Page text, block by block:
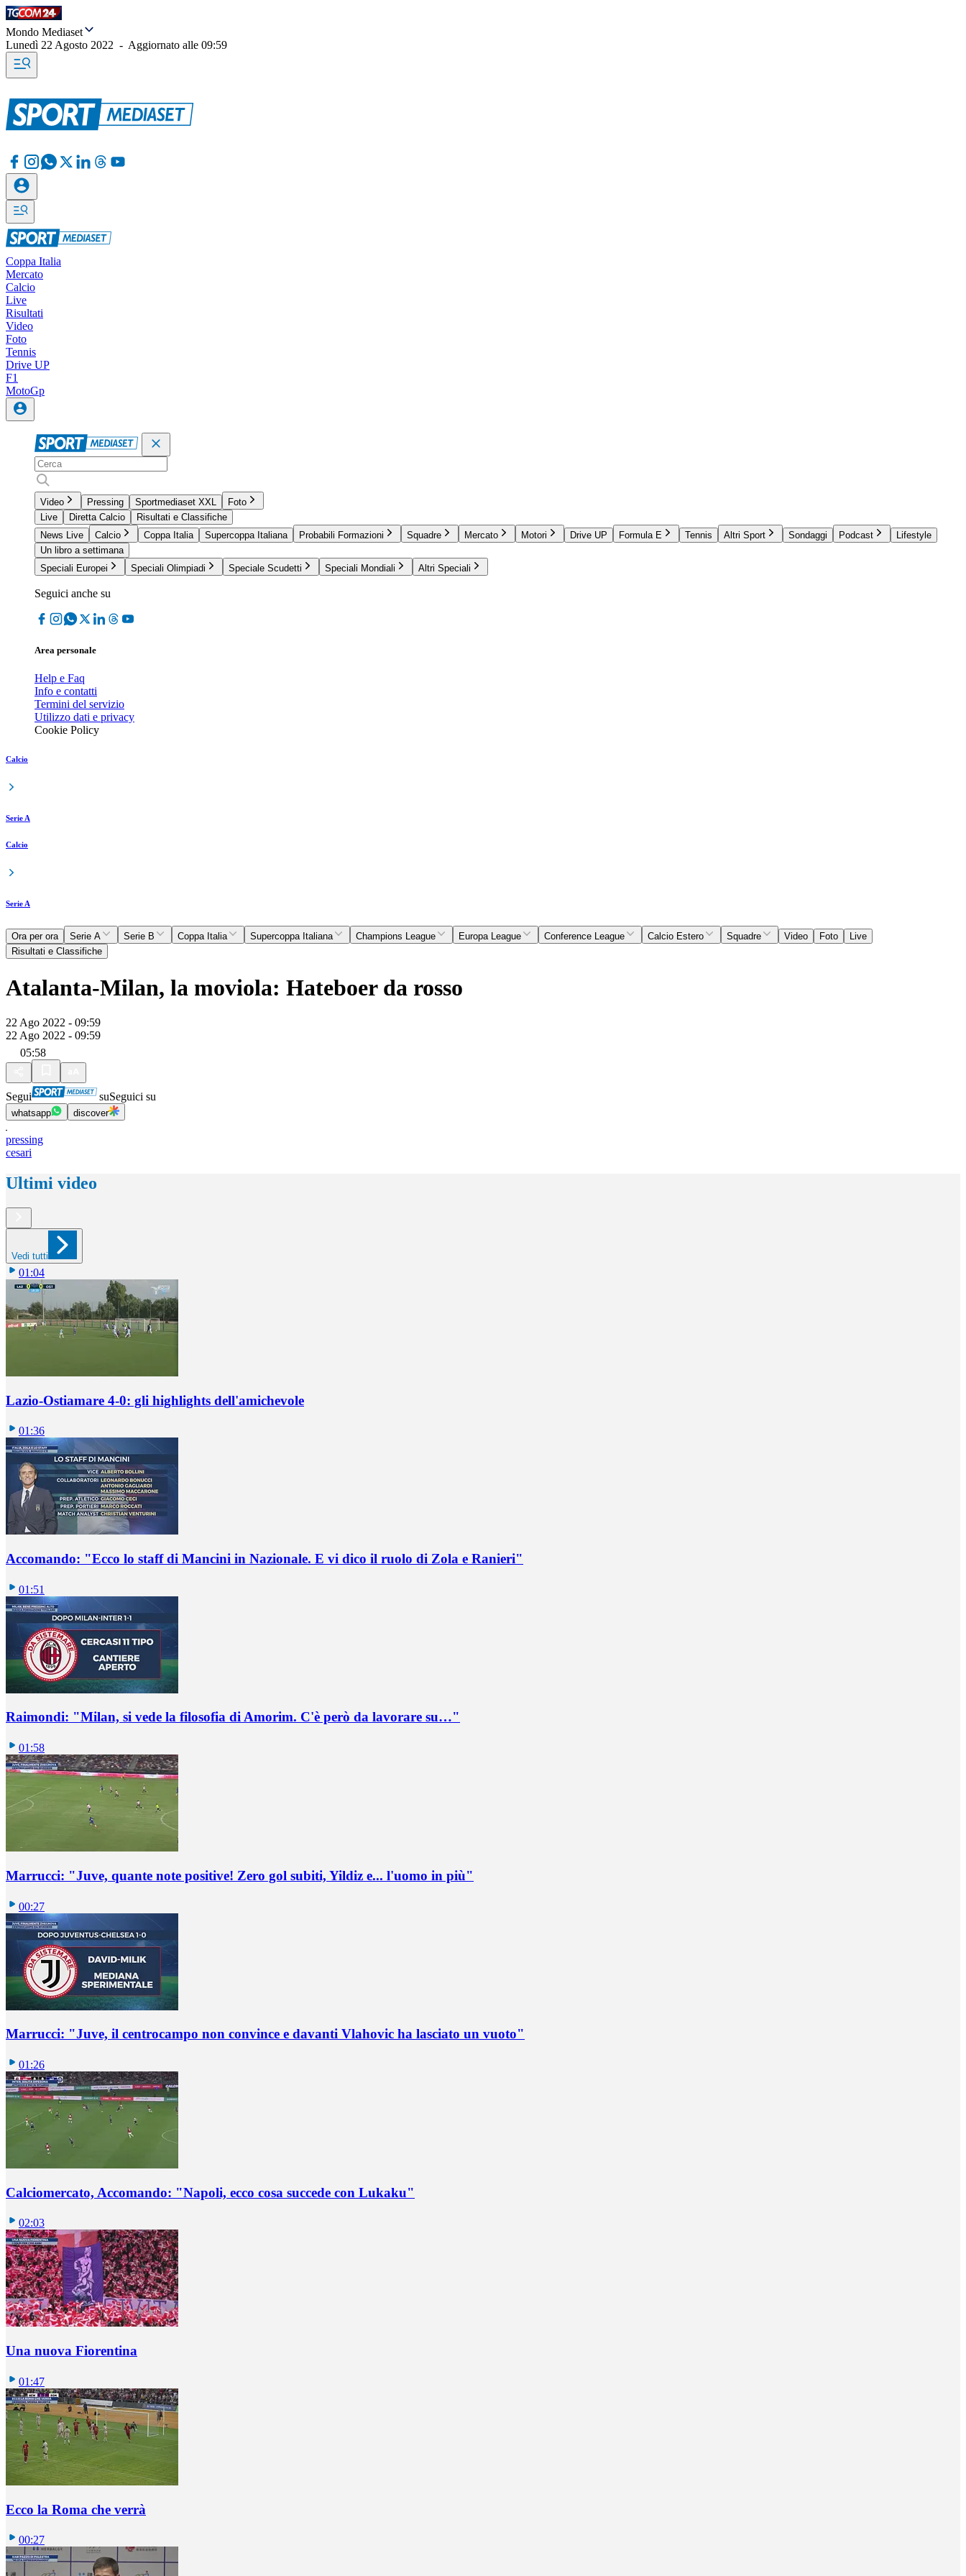
Mondo Mediaset
Lunedì 22 Agosto 2022 - Aggiornato alle 09:59
Coppa Italia
Mercato
Calcio
Live
Risultati
Video
Foto
Tennis
Drive UP
F1
MotoGp
Video Pressing Sportmediaset XXL
Foto
Live
Diretta Calcio
Risultati e Classifiche
News Live
Calcio Coppa Italia Supercoppa Italiana Probabili Formazioni Squadre Mercato Motori Drive UP Formula E Tennis Altri Sport Sondaggi Podcast
Lifestyle
Un libro a settimana
Speciali Europei
Speciali Olimpiadi Speciale Scudetti Speciali Mondiali Altri Speciali
Seguici anche su
Area personale
Help e Faq
Info e contatti
Termini del servizio
Utilizzo dati e privacy
Cookie Policy
Calcio
Serie A
Calcio
Serie A
Ora per ora Serie A Serie B Coppa Italia Supercoppa Italiana Champions League Europa League Conference League Calcio Estero Squadre Video Foto
Live
Risultati e Classifiche
Atalanta-Milan, la moviola: Hateboer da rosso
22 Ago 2022 - 09:59
22 Ago 2022 - 09:59
05:58
Segui suSeguici su
whatsapp discover
pressing
cesari
Ultimi video
Vedi tutti
01:04
Lazio-Ostiamare 4-0: gli highlights dell'amichevole
01:36
Accomando: "Ecco lo staff di Mancini in Nazionale. E vi dico il ruolo di Zola e Ranieri"
01:51
Raimondi: "Milan, si vede la filosofia di Amorim. C'è però da lavorare su…"
01:58
Marrucci: "Juve, quante note positive! Zero gol subiti, Yildiz e... l'uomo in più"
00:27
Marrucci: "Juve, il centrocampo non convince e davanti Vlahovic ha lasciato un vuoto"
01:26
Calciomercato, Accomando: "Napoli, ecco cosa succede con Lukaku"
02:03
Una nuova Fiorentina
01:47
Ecco la Roma che verrà
00:27